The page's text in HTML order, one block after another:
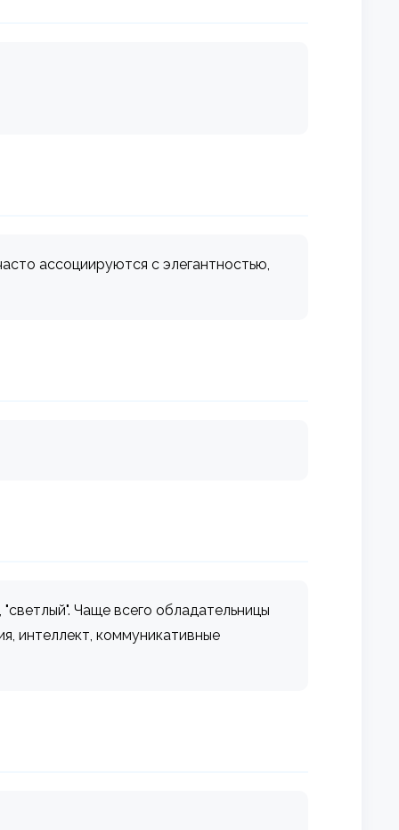
ассоциируются с элегантностью,
Чаще всего обладательницы
интеллект, коммуникативные